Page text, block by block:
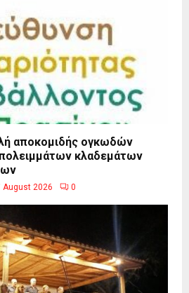
αποκομιδής ογκωδών
κλαδεμάτων
August 2026 0